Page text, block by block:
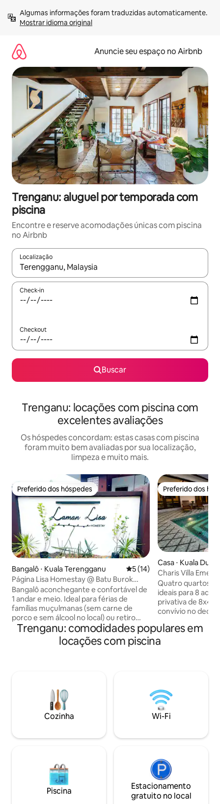
para
Mostrar idioma original
Anuncie seu espaço no Airbnb
Trenganu: aluguel por temporada com
piscina
Encontre e reserve acomodações únicas com piscina
no Airbnb
Localização
Quando os resultados estiverem disponíveis, explore-os
Check-in
Checkout
Buscar
Trenganu: locações com piscina com
excelentes avaliações
Os hóspedes concordam: estas casas com piscina
foram muito bem avaliadas por sua localização,
limpeza e muito mais.
Preferido dos hóspedes
Preferido dos hóspedes
Bangalô ⋅ Kuala Terengganu 5 de uma avaliação média
5 (14)
Página Lisa Homestay @ Batu Burok
Kuala Terengganu
Bangalô aconchegante e confortável de
1 andar e meio. Ideal para férias de
famílias muçulmanas (sem carne de
porco e sem álcool no local) ou retiro
com amigos. Espaço suficiente para
conviver com os amigos. Jantar com
churrasco à beira da piscina à noite,
Terengganu e da praia de Batu Burok.
Também dentro de um raio de 1 km do
restaurante e barraca de comida mais
famosos de Kuala Trg. Observação:
Preferido dos
Preferido dos
Casa ⋅ Kuala
Charis Villa
piscina privativa
Quatro quartos
ideais para 8
privativa de
convívio no deck
vila tem um mini
de pingue-
se necessário.
Tenggol, Rantau
Besi, Cachoeira
Trenganu: comodidades populares em
locações com piscina
Cozinha Wi-Fi
Piscina
Estacionamento
gratuito no local